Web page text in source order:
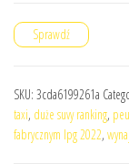
Sprawdź
SKU: 3cda6199261a
taxi, duże suvy ranking,
fabrycznym lpg 2022,